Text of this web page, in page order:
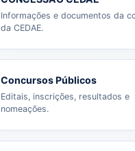
Informações e documentos da
da CEDAE.
Concursos Públicos
Editais, inscrições, resultados e
nomeações.